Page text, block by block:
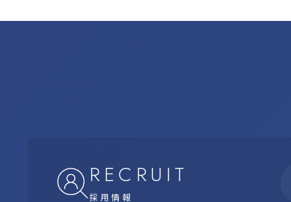
RECRUIT
採用情報